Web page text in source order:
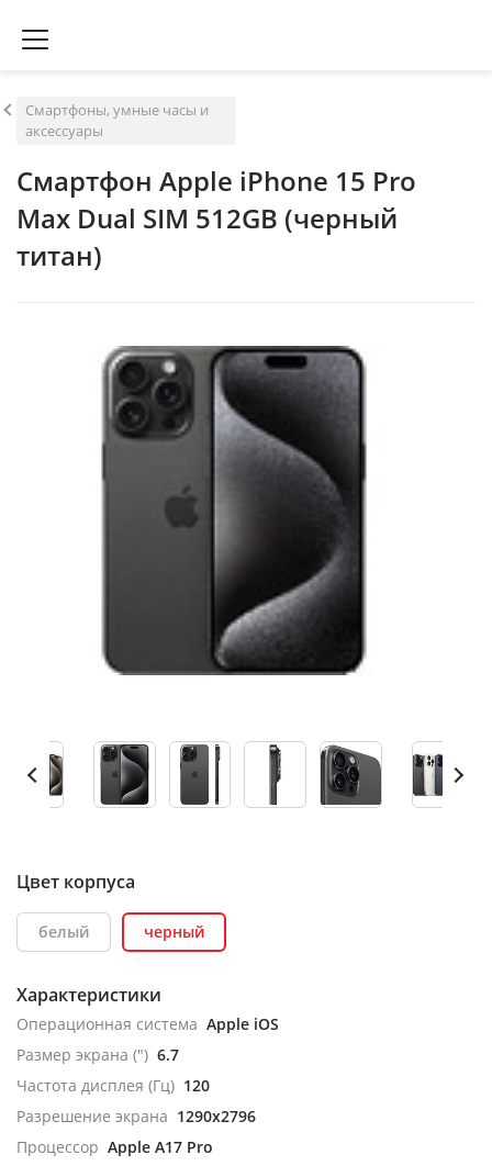
Смартфоны, умные часы и
аксессуары
Смартфон Apple iPhone 15 Pro
Max Dual SIM 512GB (черный
титан)
Цвет корпуса
белый черный
Характеристики
Операционная система Apple iOS
Размер экрана (") 6.7
Частота дисплея (Гц) 120
Разрешение экрана 1290x2796
Процессор Apple A17 Pro